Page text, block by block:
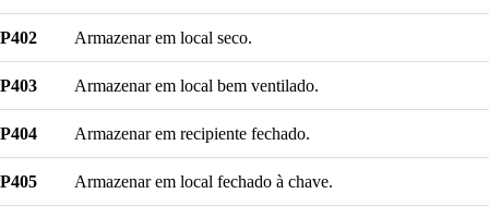
P402 Armazenar em local seco.
P403 Armazenar em local bem ventilado.
P404 Armazenar em recipiente fechado.
P405 Armazenar em local fechado à chave.